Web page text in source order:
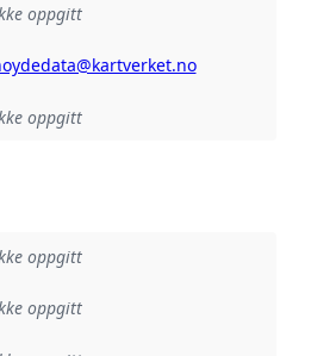
oppgitt
oppgitt
oppgitt
: oppgitt